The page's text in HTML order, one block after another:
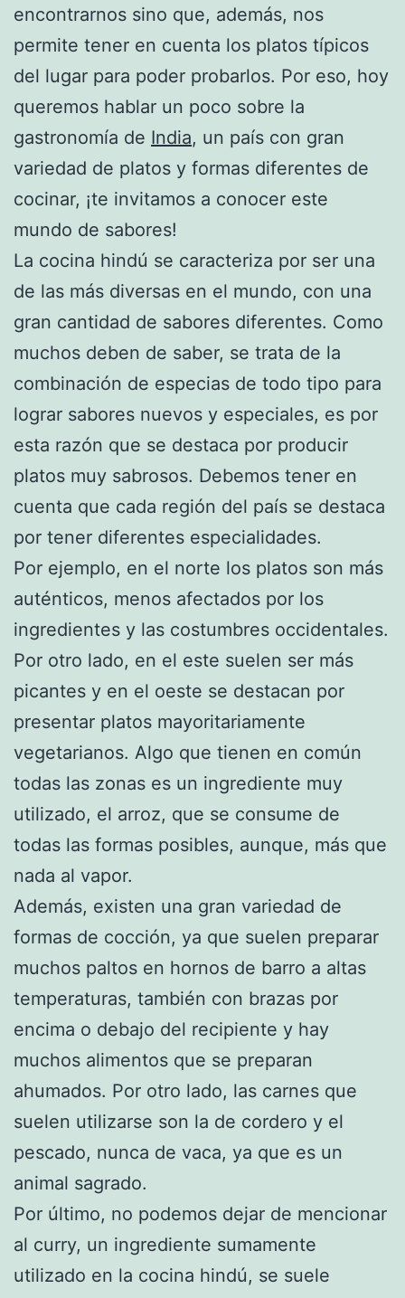
encontrarnos sino que, además, nos
permite tener en cuenta los platos típicos
del lugar para poder probarlos. Por eso, hoy
queremos hablar un poco sobre la
gastronomía de India, un país con gran
variedad de platos y formas diferentes de
cocinar, ¡te invitamos a conocer este
mundo de sabores!
La cocina hindú se caracteriza por ser una
de las más diversas en el mundo, con una
gran cantidad de sabores diferentes. Como
muchos deben de saber, se trata de la
combinación de especias de todo tipo para
lograr sabores nuevos y especiales, es por
esta razón que se destaca por producir
platos muy sabrosos. Debemos tener en
cuenta que cada región del país se destaca
por tener diferentes especialidades.
Por ejemplo, en el norte los platos son más
auténticos, menos afectados por los
ingredientes y las costumbres occidentales.
Por otro lado, en el este suelen ser más
picantes y en el oeste se destacan por
presentar platos mayoritariamente
vegetarianos. Algo que tienen en común
todas las zonas es un ingrediente muy
utilizado, el arroz, que se consume de
todas las formas posibles, aunque, más que
nada al vapor.
Además, existen una gran variedad de
formas de cocción, ya que suelen preparar
muchos paltos en hornos de barro a altas
temperaturas, también con brazas por
encima o debajo del recipiente y hay
muchos alimentos que se preparan
ahumados. Por otro lado, las carnes que
suelen utilizarse son la de cordero y el
pescado, nunca de vaca, ya que es un
animal sagrado.
Por último, no podemos dejar de mencionar
al curry, un ingrediente sumamente
utilizado en la cocina hindú, se suele